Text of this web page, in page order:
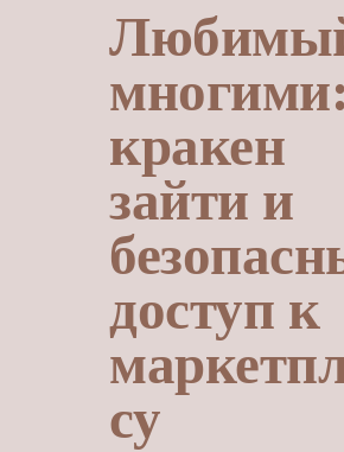
многими:
кракен
зайти и
доступ к
су